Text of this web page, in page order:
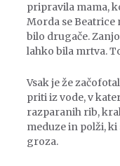
pripravila mama,
Morda se Beatrice
bilo drugače.
lahko bila mrtva.
Vsak je že
priti iz vode, v
razparanih rib,
meduze in polži,
groza.